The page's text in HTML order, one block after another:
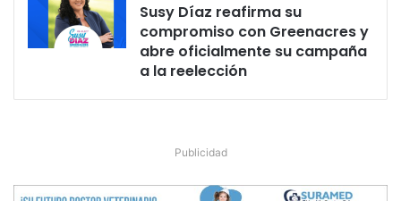
Susy Díaz reafirma su
compromiso con Greenacres y
abre oficialmente su campaña
a la reelección
Publicidad